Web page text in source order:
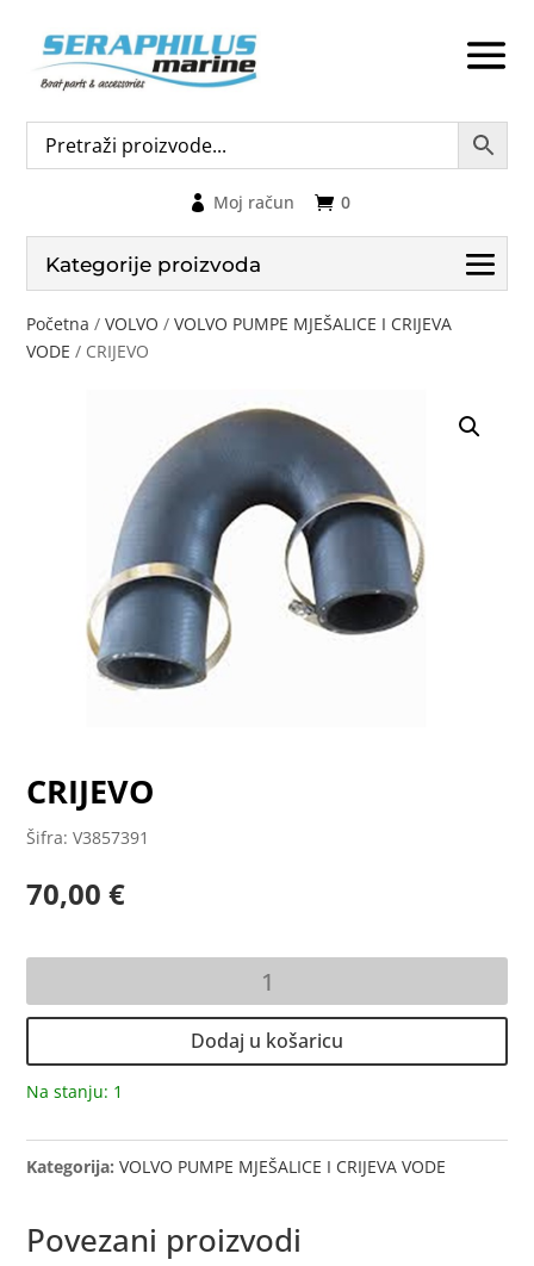
0
Moj račun
Kategorije proizvoda
Početna /VOLVO /VOLVO PUMPE MJEŠALICE I CRIJEVA
VODE / CRIJEVO
CRIJEVO
Šifra: V3857391
70,00€
Dodaj u košaricu
Na stanju: 1
Kategorija:VOLVO PUMPE MJEŠALICE I CRIJEVA VODE
Povezani proizvodi